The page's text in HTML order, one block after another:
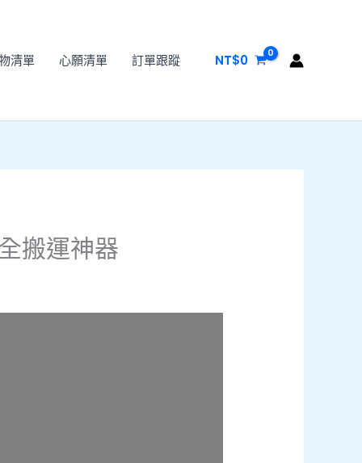
清單 心願清單 訂單跟蹤 NT$0
搬運神器